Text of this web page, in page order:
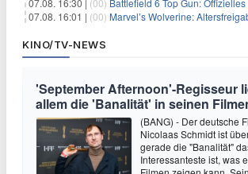
07.08. 16:30 | (00) Battlefield 6 Top Gun: Offizielles Crossover mit
07.08. 16:01 | (00) Marvel’s Wolverine: Altersfreigabe bestätigt
KINO/TV-NEWS
'September Afternoon'-Regisseur
allem die 'Banalität' in seinen
(BANG) - Der deutsche
Nicolaas Schmidt ist
gerade die "Banalität"
Interessanteste ist, was